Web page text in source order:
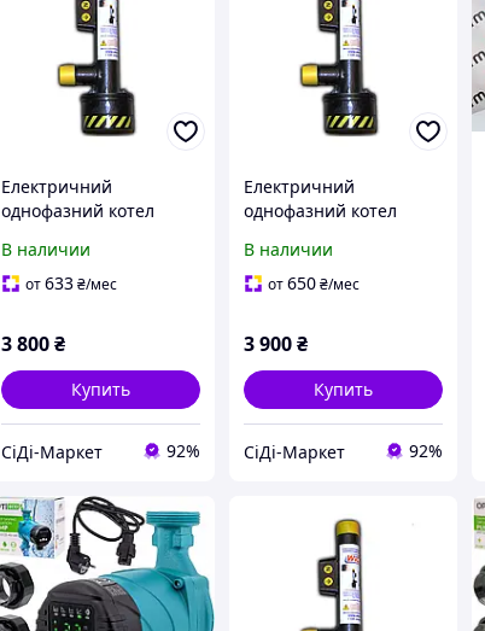
Електричний
однофазний котел
електродний
опалювальний
В наличии
от633₴/мес
3 800₴
Купить
СіДі-Маркет 92%
Електричний
однофазний котел
електродний
опалювальний
В наличии
от650₴/мес
3 900₴
Купить
СіДі-Маркет 92%